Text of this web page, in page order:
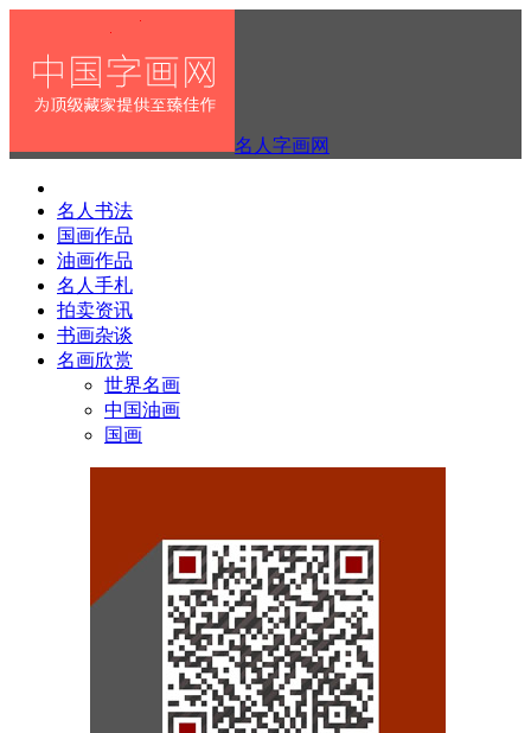
名人字画网
名人书法
国画作品
油画作品
名人手札
拍卖资讯
书画杂谈
名画欣赏
世界名画
中国油画
国画